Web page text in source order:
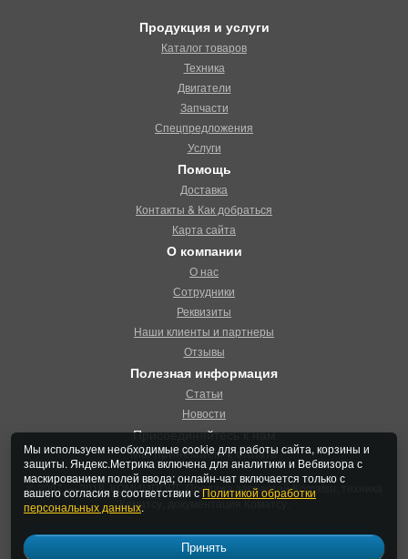
Мы используем необходимые cookie для работы сайта, корзины и
защиты. Яндекс.Метрика включена для аналитики и Вебвизора с
маскированием полей ввода; онлайн-чат включается только с
вашего согласия в соответствии с Политикой обработки
персональных данных.
Принять
Продукция и услуги
Каталог товаров
Техника
Двигатели
Запчасти
Спецпредложения
Услуги
Помощь
Доставка
Контакты & Как добраться
Карта сайта
О компании
О нас
Сотрудники
Реквизиты
Наши клиенты и партнеры
Отзывы
Полезная информация
Статьи
Новости
Присоединяйтесь к нам
Мы принемаем к оплате
© 2007 — 2018, КОМИМПОРТ. Продажа запчастей Komatsu, техника
Коматсу, документация Коматсу.
продажи